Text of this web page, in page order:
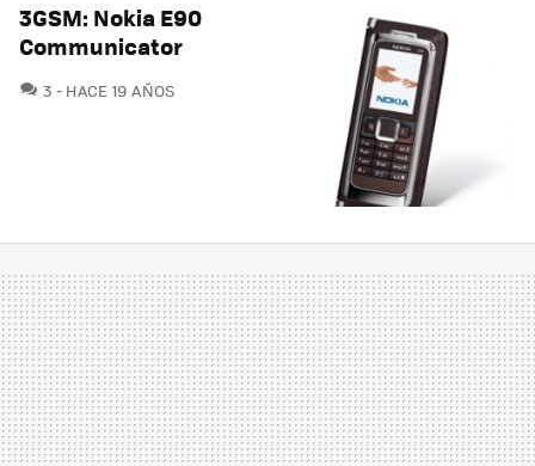
3GSM: Nokia E90
Communicator
3 COMENTARIOS
HACE 19 AÑOS